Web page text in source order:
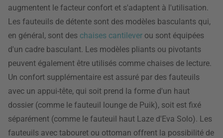
augmentent le facteur confort et s'adaptent à l'utilisation.
Les fauteuils de détente sont des modèles basculants qui,
en général, sont des chaises cantilever ou sont équipées
d'un cadre basculant. Les modèles pliants ou pivotants
peuvent également être utilisés comme chaises de lecture.
Un confort supplémentaire est assuré par des fauteuils
avec un appui-tête, qui soit prend la forme d'un haut
dossier (comme le fauteuil lounge de Puik), soit est fixé
séparément (comme le fauteuil haut Laze d'Eva Solo). Les
fauteuils avec tabouret ou ottoman offrent la possibilité de